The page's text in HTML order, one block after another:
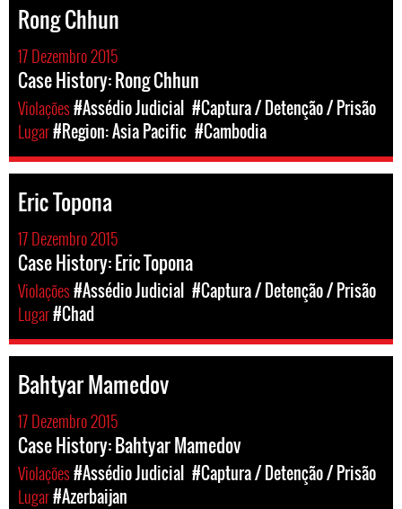
Rong Chhun
17 Dezembro 2015
Case History: Rong Chhun
Violações#Assédio Judicial #Captura / Detenção / Prisão
Lugar#Region: Asia Pacific #Cambodia
Eric Topona
17 Dezembro 2015
Case History: Eric Topona
Violações#Assédio Judicial #Captura / Detenção / Prisão
Lugar#Chad
Bahtyar Mamedov
17 Dezembro 2015
Case History: Bahtyar Mamedov
Violações#Assédio Judicial #Captura / Detenção / Prisão
Lugar#Azerbaijan